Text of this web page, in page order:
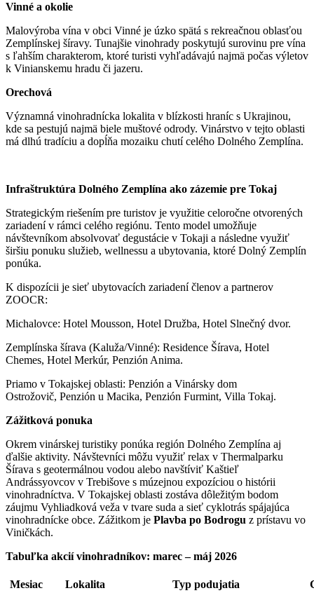
Vinné a okolie
Malovýroba vína v obci Vinné je úzko spätá s rekreačnou oblasťou
Zemplínskej šíravy. Tunajšie vinohrady poskytujú surovinu pre vína
s ľahším charakterom, ktoré turisti vyhľadávajú najmä počas výletov
k Vinianskemu hradu či jazeru.
Orechová
Významná vinohradnícka lokalita v blízkosti hraníc s Ukrajinou,
kde sa pestujú najmä biele muštové odrody. Vinárstvo v tejto oblasti
má dlhú tradíciu a dopĺňa mozaiku chutí celého Dolného Zemplína.
Infraštruktúra Dolného Zemplína ako zázemie pre Tokaj
Strategickým riešením pre turistov je využitie celoročne otvorených
zariadení v rámci celého regiónu. Tento model umožňuje
návštevníkom absolvovať degustácie v Tokaji a následne využiť
širšiu ponuku služieb, wellnessu a ubytovania, ktoré Dolný Zemplín
ponúka.
K dispozícii je sieť ubytovacích zariadení členov a partnerov
ZOOCR:
Michalovce: Hotel Mousson, Hotel Družba, Hotel Slnečný dvor.
Zemplínska šírava (Kaluža/Vinné): Residence Šírava, Hotel
Chemes, Hotel Merkúr, Penzión Anima.
Priamo v Tokajskej oblasti: Penzión a Vinársky dom
Ostrožovič, Penzión u Macika, Penzión Furmint, Villa Tokaj.
Zážitková ponuka
Okrem vinárskej turistiky ponúka región Dolného Zemplína aj
ďalšie aktivity. Návštevníci môžu využiť relax v Thermalparku
Šírava s geotermálnou vodou alebo navštíviť Kaštieľ
Andrássyovcov v Trebišove s múzejnou expozíciou o histórii
vinohradníctva. V Tokajskej oblasti zostáva dôležitým bodom
záujmu Vyhliadková veža v tvare suda a sieť cyklotrás spájajúca
vinohradnícke obce. Zážitkom je Plavba po Bodrogu z prístavu vo
Viničkách.
Tabuľka akcií vinohradníkov: marec – máj 2026
Mesiac Lokalita Typ podujatia